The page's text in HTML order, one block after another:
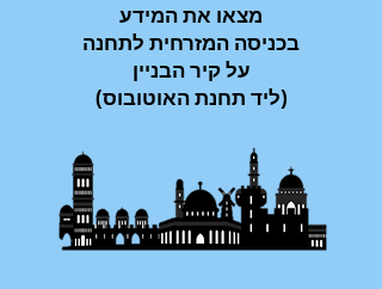
מצאו את המידע
בכניסה המזרחית לתחנה
על קיר הבניין
(ליד תחנת האוטובוס)